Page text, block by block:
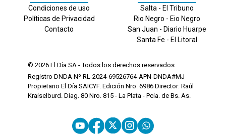
Condiciones de uso
Políticas de Privacidad
Contacto
Salta - El Tribuno
Rio Negro - Eio Negro
San Juan - Diario Huarpe
Santa Fe - El Litoral
© 2026 El Día SA - Todos los derechos reservados.
Registro DNDA Nº RL-2024-69526764-APN-DNDA#MJ
Propietario El Día SAICYF. Edición Nro. 6986 Director: Raúl
Kraiselburd. Diag. 80 Nro. 815 - La Plata - Pcia. de Bs. As.